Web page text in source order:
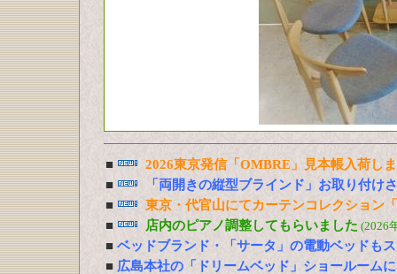
■
2026東京発信「OMBRE」見本帳入荷し
■
「両開きの縦型ブラインド」お取り付け
■
東京・代官山にてカーテンコレクション
■
店内のピアノ調整してもらいました (2026
■ ベッドブランド・「サータ」の電動ベッドも
■ 広島本社の「ドリームベッド」ショールーム